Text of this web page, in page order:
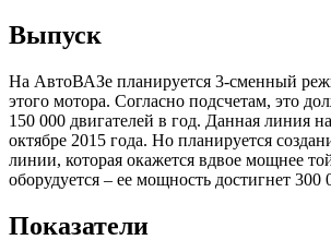
Выпуск
На АвтоВАЗе планируется 3-сменный
этого мотора. Согласно подсчетам, это
150 000 двигателей в год. Данная линия
октябре 2015 года. Но планируется
линии, которая окажется вдвое мощнее
оборудуется – ее мощность достигнет 300
Показатели